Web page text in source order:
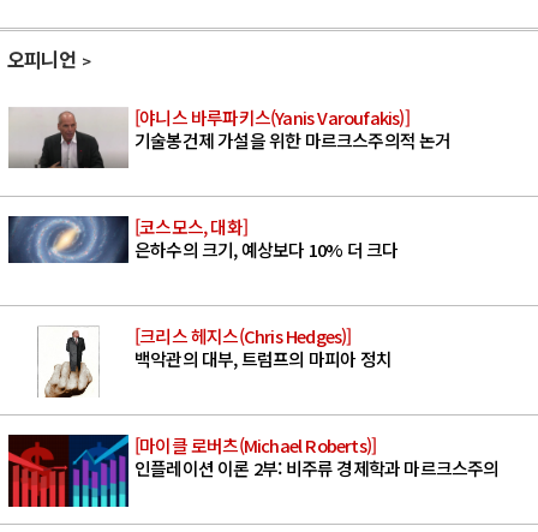
오피니언
[야니스 바루파키스(Yanis Varoufakis)]
기술봉건제 가설을 위한 마르크스주의적 논거
[코스모스, 대화]
은하수의 크기, 예상보다 10% 더 크다
[크리스 헤지스(Chris Hedges)]
백악관의 대부, 트럼프의 마피아 정치
[마이클 로버츠(Michael Roberts)]
인플레이션 이론 2부: 비주류 경제학과 마르크스주의